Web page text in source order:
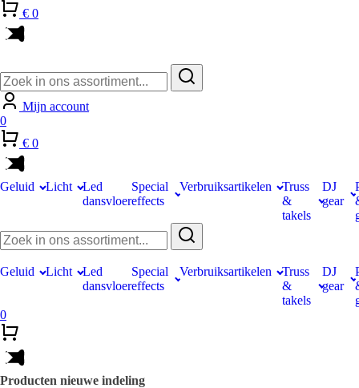
€ 0
Zoeken
naar:
Mijn account
0
€ 0
Geluid Licht
Led
dansvloer
Special
effects
Verbruiksartikelen
Truss
&
takels
DJ
gear
Zoeken
naar:
Geluid Licht
Led
dansvloer
Special
effects
Verbruiksartikelen
Truss
&
takels
DJ
gear
0
Producten nieuwe indeling